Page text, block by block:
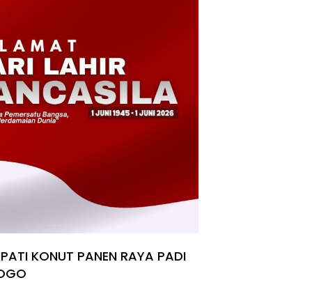
KONUT PANEN RAYA PADI